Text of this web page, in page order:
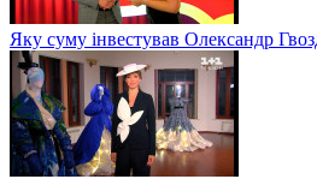
Яку суму інвестував Олександр